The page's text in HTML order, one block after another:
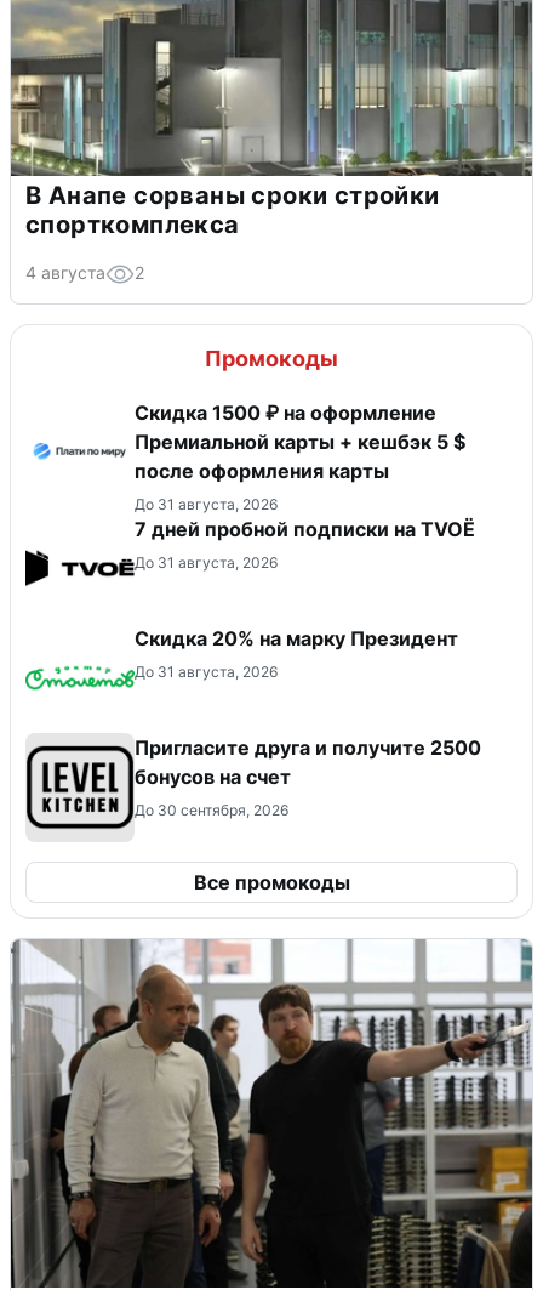
В Анапе сорваны сроки стройки
спорткомплекса
4 августа 2
Промокоды
Скидка 1500 ₽ на оформление
Премиальной карты + кешбэк 5 $
после оформления карты
До 31 августа, 2026
7 дней пробной подписки на TVOЁ
До 31 августа, 2026
Скидка 20% на марку Президент
До 31 августа, 2026
Пригласите друга и получите 2500
бонусов на счет
До 30 сентября, 2026
Все промокоды